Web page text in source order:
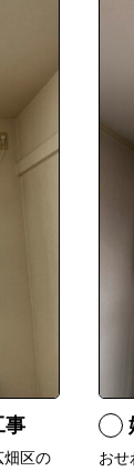
事
畑区の
おせ